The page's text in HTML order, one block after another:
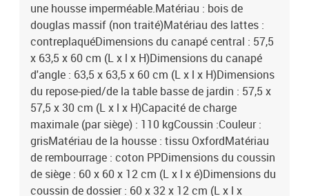
une housse imperméable.Matériau : bois de
douglas massif (non traité)Matériau des lattes :
contreplaquéDimensions du canapé central : 57,5
x 63,5 x 60 cm (L x l x H)Dimensions du canapé
d'angle : 63,5 x 63,5 x 60 cm (L x l x H)Dimensions
du repose-pied/de la table basse de jardin : 57,5 x
57,5 x 30 cm (L x l x H)Capacité de charge
maximale (par siège) : 110 kgCoussin :Couleur :
grisMatériau de la housse : tissu OxfordMatériau
de rembourrage : coton PPDimensions du coussin
de siège : 60 x 60 x 12 cm (L x l x é)Dimensions du
coussin de dossier : 60 x 32 x 12 cm (L x l x